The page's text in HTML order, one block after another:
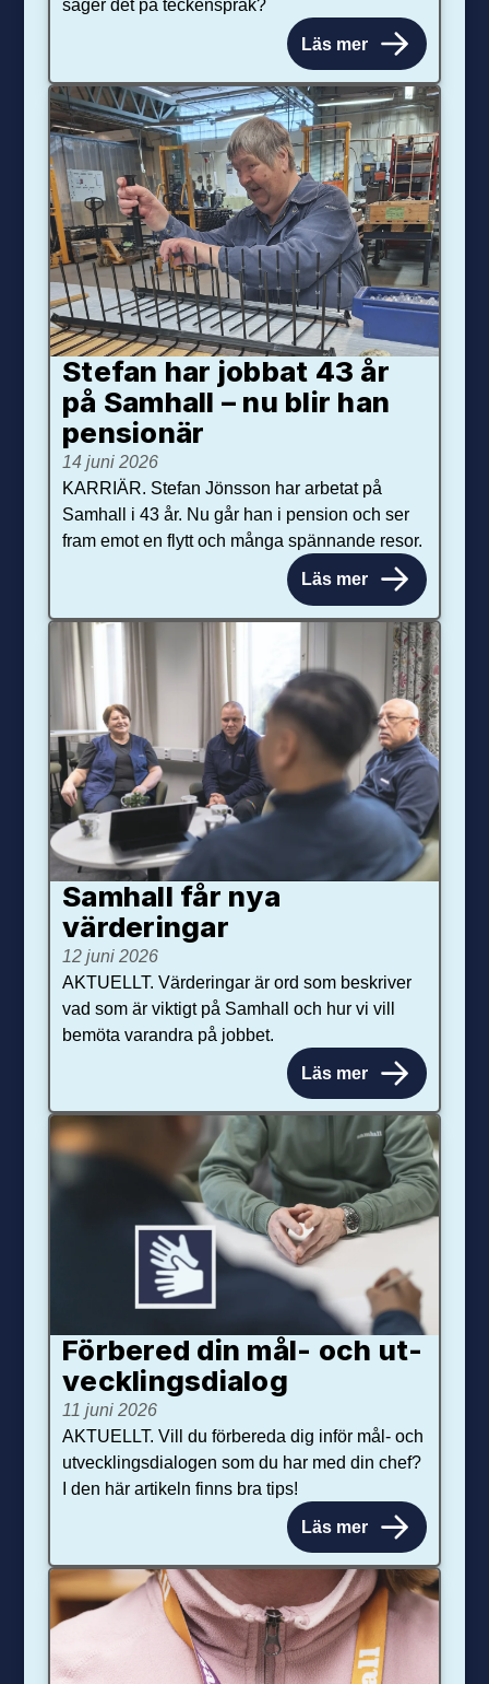
säger det på teckenspråk?
Läs mer
Stefan har jobbat 43 år
på Samhall – nu blir han
pensionär
14 juni 2026
KARRIÄR. Stefan Jönsson har arbetat på
Samhall i 43 år. Nu går han i pension och ser
fram emot en flytt och många spännande resor.
Läs mer
Samhall får nya
värdering­ar
12 juni 2026
AKTUELLT. Värderingar är ord som beskriver
vad som är viktigt på Samhall och hur vi vill
bemöta varandra på jobbet.
Läs mer
Förbered din mål- och ut­
veck­lings­dialog
11 juni 2026
AKTUELLT. Vill du förbereda dig inför mål- och
utvecklingsdialogen som du har med din chef?
I den här artikeln finns bra tips!
Läs mer